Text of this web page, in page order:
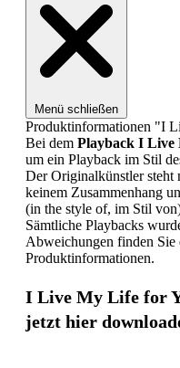
Menü schließen
Produktinformationen "I
Bei dem Playback I Live
um ein Playback im Stil
Der Originalkünstler steht
keinem Zusammenhang
(in the style of, im Stil
Sämtliche Playbacks
Abweichungen finden Sie
Produktinformationen.
I Live My Life for
jetzt hier